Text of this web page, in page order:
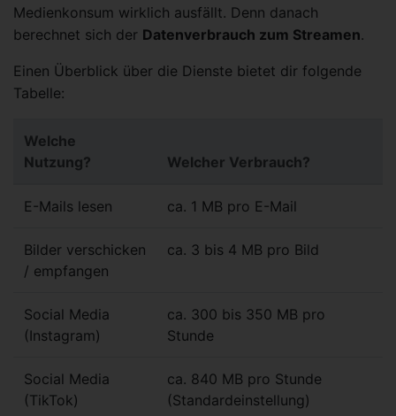
Medienkonsum wirklich ausfällt. Denn danach
berechnet sich der Datenverbrauch zum Streamen.
Einen Überblick über die Dienste bietet dir folgende
Tabelle:
Welche
Nutzung?
Welcher Verbrauch?
E-Mails lesen ca. 1 MB pro E-Mail
Bilder verschicken
/ empfangen
ca. 3 bis 4 MB pro Bild
Social Media
(Instagram)
ca. 300 bis 350 MB pro
Stunde
Social Media
(TikTok)
ca. 840 MB pro Stunde
(Standardeinstellung)